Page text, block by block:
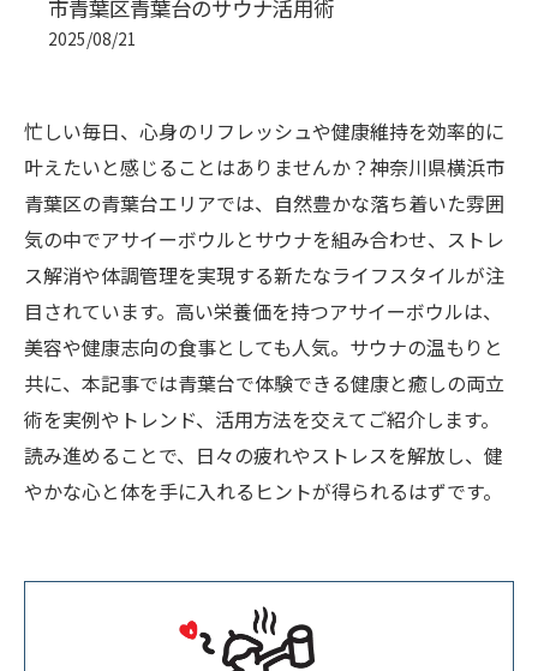
市青葉区青葉台のサウナ活用術
2025/08/21
忙しい毎日、心身のリフレッシュや健康維持を効率的に
叶えたいと感じることはありませんか？神奈川県横浜市
青葉区の青葉台エリアでは、自然豊かな落ち着いた雰囲
気の中でアサイーボウルとサウナを組み合わせ、ストレ
ス解消や体調管理を実現する新たなライフスタイルが注
目されています。高い栄養価を持つアサイーボウルは、
美容や健康志向の食事としても人気。サウナの温もりと
共に、本記事では青葉台で体験できる健康と癒しの両立
術を実例やトレンド、活用方法を交えてご紹介します。
読み進めることで、日々の疲れやストレスを解放し、健
やかな心と体を手に入れるヒントが得られるはずです。